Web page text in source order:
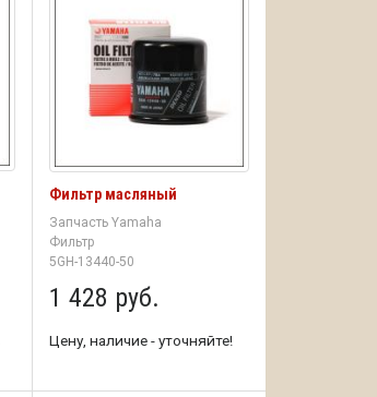
Фильтр масляный
Запчасть Yamaha
Фильтр
5GH-13440-50
1 428 руб.
Цену, наличие - уточняйте!